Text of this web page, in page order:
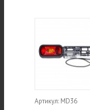
Артикул: MD36